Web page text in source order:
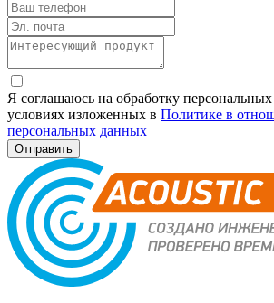
Я соглашаюсь на обработку
условиях изложенных в Политике в
персональных данных